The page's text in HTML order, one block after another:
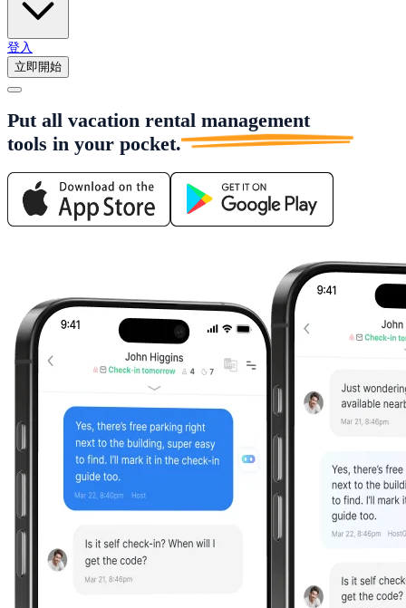
登入
立即開始
Put all vacation rental management
tools in your pocket.